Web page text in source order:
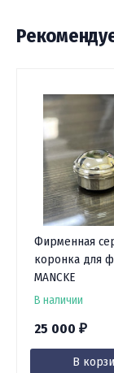
Фирменная
коронка для
MANCKE
В наличии
25 000 ₽
В